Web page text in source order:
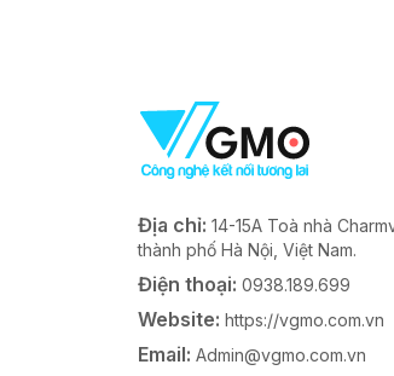
Địa chỉ: 14-15A Toà nhà
thành phố Hà Nội, Việt Nam.
Điện thoại: 0938.189.699
Website: https://vgmo.com.vn
Email: Admin@vgmo.com.vn